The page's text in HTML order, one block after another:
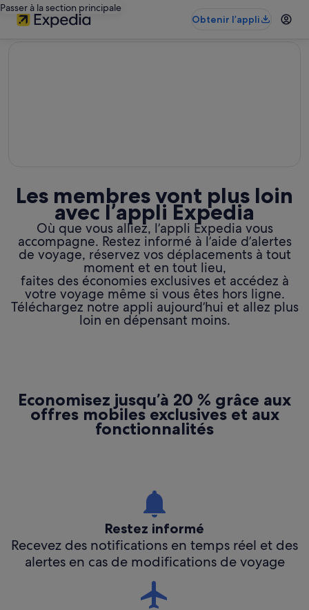
Passer à la section principale
Obtenir l’appli
Les membres vont plus loin
avec l’appli Expedia
Où que vous alliez, l’appli Expedia vous
accompagne. Restez informé à l’aide d’alertes
de voyage, réservez vos déplacements à tout
moment et en tout lieu,
faites des économies exclusives et accédez à
votre voyage même si vous êtes hors ligne.
Téléchargez notre appli aujourd’hui et allez plus
loin en dépensant moins.
Économisez jusqu’à 20 % grâce aux
offres mobiles exclusives et aux
fonctionnalités
Restez informé
Recevez des notifications en temps réel et des
alertes en cas de modifications de voyage